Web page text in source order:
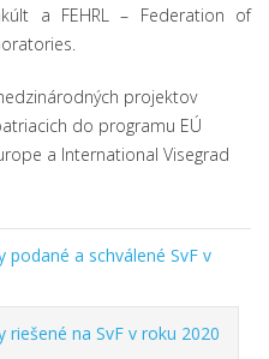
a FEHRL – Federation of
projektov
do programu EÚ
a International Visegrad
a schválené SvF v
na SvF v roku 2020